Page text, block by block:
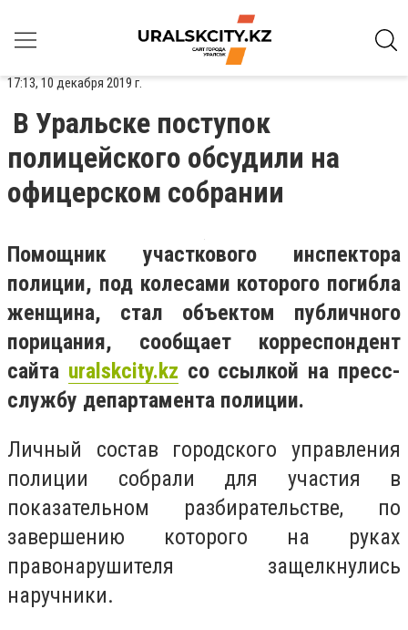
17:13, 10 декабря 2019 г.
В Уральске поступок
полицейского обсудили на
офицерском собрании
Помощник участкового инспектора
полиции, под колесами которого погибла
женщина, стал объектом публичного
порицания, сообщает корреспондент
сайта uralskcity.kz со ссылкой на пресс-
службу департамента полиции.
Личный состав городского управления
полиции собрали для участия в
показательном разбирательстве, по
завершению которого на руках
правонарушителя защелкнулись
наручники.